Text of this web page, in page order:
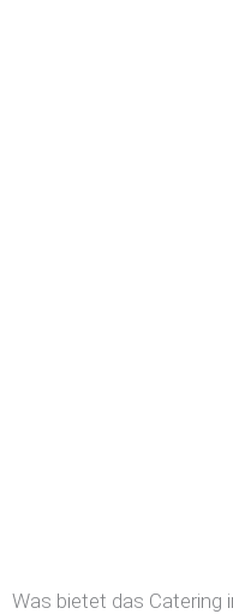
Was bietet das Catering